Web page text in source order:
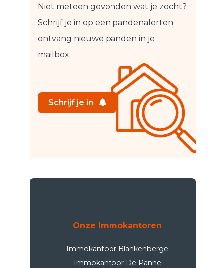
Niet meteen gevonden wat je zocht?
Schrijf je in op een pandenalerten
ontvang nieuwe panden in je
mailbox.
Schrijf je in
Onze Immokantoren
Immokantoor Blankenberge
Immokantoor De Panne